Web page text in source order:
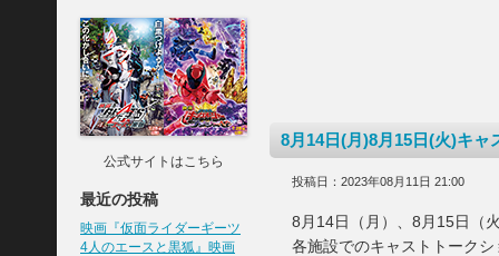
公式サイトはこちら
最近の投稿
映画『仮面ライダーギーツ
4人のエースと黒狐』映画
8月14日(月)8月15日(火)キャ
投稿日：2023年08月11日 21:00
8月14日（月）、8月15日（
各施設でのキャストトーク